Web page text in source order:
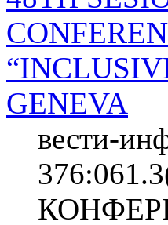
GENEVA
вести-